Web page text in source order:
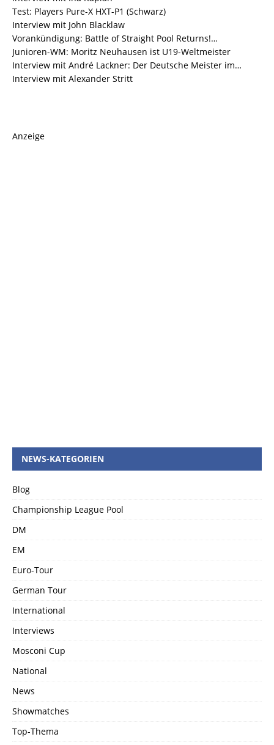
Test: Players Pure-X HXT-P1 (Schwarz)
Interview mit John Blacklaw
Vorankündigung: Battle of Straight Pool Returns!…
Junioren-WM: Moritz Neuhausen ist U19-Weltmeister
Interview mit André Lackner: Der Deutsche Meister im…
Interview mit Alexander Stritt
Anzeige
NEWS-KATEGORIEN
Blog
Championship League Pool
DM
EM
Euro-Tour
German Tour
International
Interviews
Mosconi Cup
National
News
Showmatches
Top-Thema